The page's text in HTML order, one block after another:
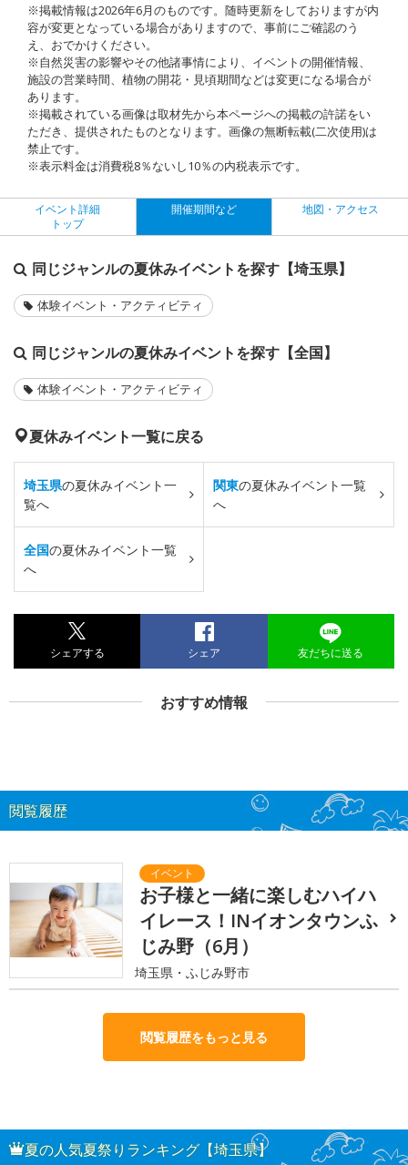
※掲載情報は2026年6月のものです。随時更新をしておりますが内
容が変更となっている場合がありますので、事前にご確認のう
え、おでかけください。
※自然災害の影響やその他諸事情により、イベントの開催情報、
施設の営業時間、植物の開花・見頃期間などは変更になる場合が
あります。
※掲載されている画像は取材先から本ページへの掲載の許諾をい
ただき、提供されたものとなります。画像の無断転載(二次使用)は
禁止です。
※表示料金は消費税8％ないし10％の内税表示です。
イベント詳細
トップ
開催期間など 地図・アクセス
同じジャンルの夏休みイベントを探す【埼玉県】
体験イベント・アクティビティ
同じジャンルの夏休みイベントを探す【全国】
体験イベント・アクティビティ
夏休みイベント一覧に戻る
埼玉県の夏休みイベント一
覧へ
関東の夏休みイベント一覧
へ
全国の夏休みイベント一覧
へ
シェアする シェア 友だちに送る
おすすめ情報
閲覧履歴
お子様と一緒に楽しむハイハ
イレース！INイオンタウンふ
じみ野（6月）
埼玉県・ふじみ野市
閲覧履歴をもっと見る
夏の人気夏祭りランキング【埼玉県】